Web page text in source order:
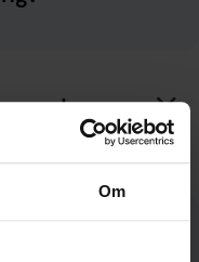
Om
med